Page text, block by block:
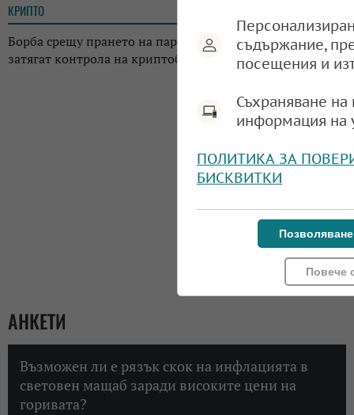
КРИПТО
Борба срещу прането на пари: Регулаторите в Япония
затягат контрола на криптоборсите в страната
АНКЕТИ
Възможен ли е рязък скок на инфлацията в
световен мащаб заради високите цени на
горивата?
съдържание,
посещения и
Съхраняване
информация на
ПОЛИТИКА ЗА
БИСКВИТКИ
Повече